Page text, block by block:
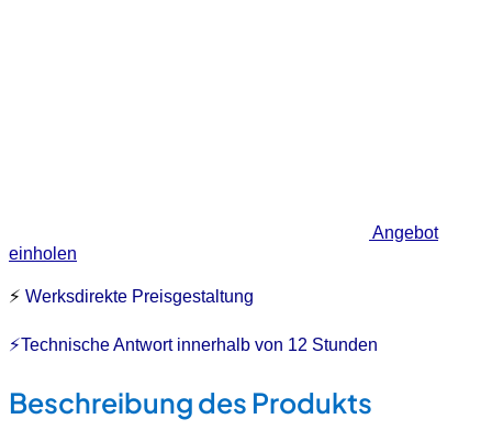
Angebot
einholen
⚡ Werksdirekte Preisgestaltung
⚡Technische Antwort innerhalb von 12 Stunden
Beschreibung des Produkts